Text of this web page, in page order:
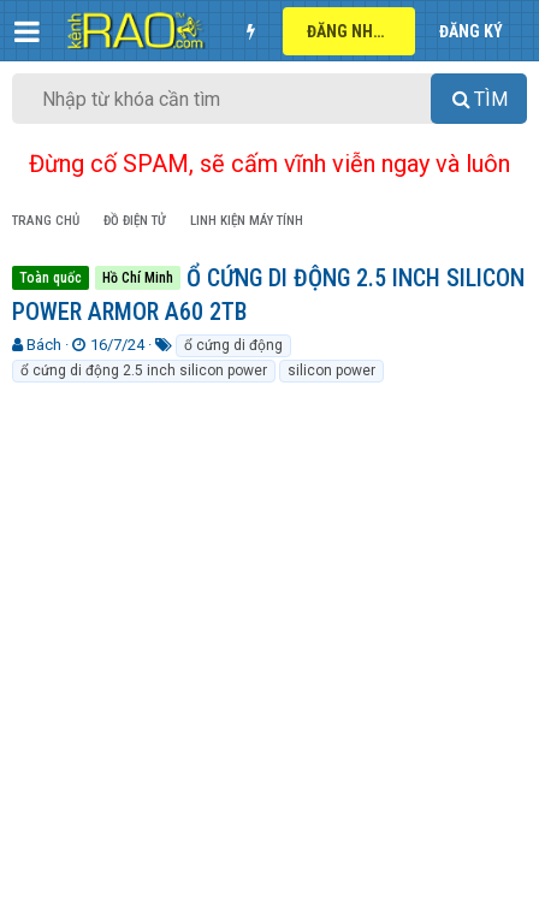
ĐĂNG NHẬP ĐĂNG KÝ
TÌM
Đừng cố SPAM, sẽ cấm vĩnh viễn ngay và luôn
TRANG CHỦ ĐỒ ĐIỆN TỬ LINH KIỆN MÁY TÍNH
Toàn quốc Hồ Chí Minh
Ổ CỨNG DI ĐỘNG 2.5 INCH SILICON
POWER ARMOR A60 2TB
T
h
r
Bách
N
g
à
16/7/24
ừ
k
ổ cứng di động
ổ cứng di động 2.5 inch silicon power
silicon power